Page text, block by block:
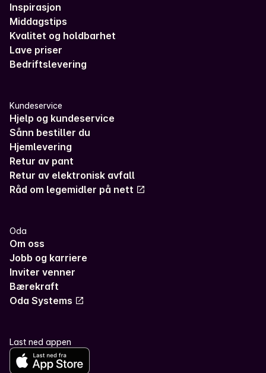
Inspirasjon
Middagstips
Kvalitet og holdbarhet
Lave priser
Bedriftslevering
Kundeservice
Hjelp og kundeservice
Sånn bestiller du
Hjemlevering
Retur av pant
Retur av elektronisk avfall
Råd om legemidler på nett
Oda
Om oss
Jobb og karriere
Inviter venner
Bærekraft
Oda Systems
Last ned appen